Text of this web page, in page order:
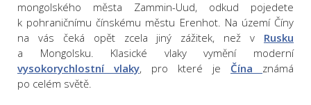
mongolského města Zammin-Uud, odkud pojedete
k pohraničnímu čínskému městu Erenhot. Na území Číny
na vás čeká opět zcela jiný zážitek, než v Rusku
a Mongolsku. Klasické vlaky vymění moderní
vysokorychlostní vlaky, pro které je Čína známá
po celém světě.